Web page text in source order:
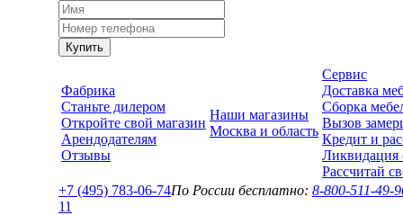
Купить
Фабрика
Станьте дилером
Откройте свой магазин
Арендодателям
Отзывы
Наши магазины
Москва и область
Сервис
Доставка
Сборка
Вызов
Кредит и
Ликвидация
Рассчитай
+7 (495) 783-06-74По России бесплатно: 8-800-511-49-
11